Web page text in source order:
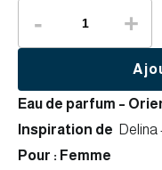
- +
Eau de parfum –
Inspiration de Delina
Pour : Femme